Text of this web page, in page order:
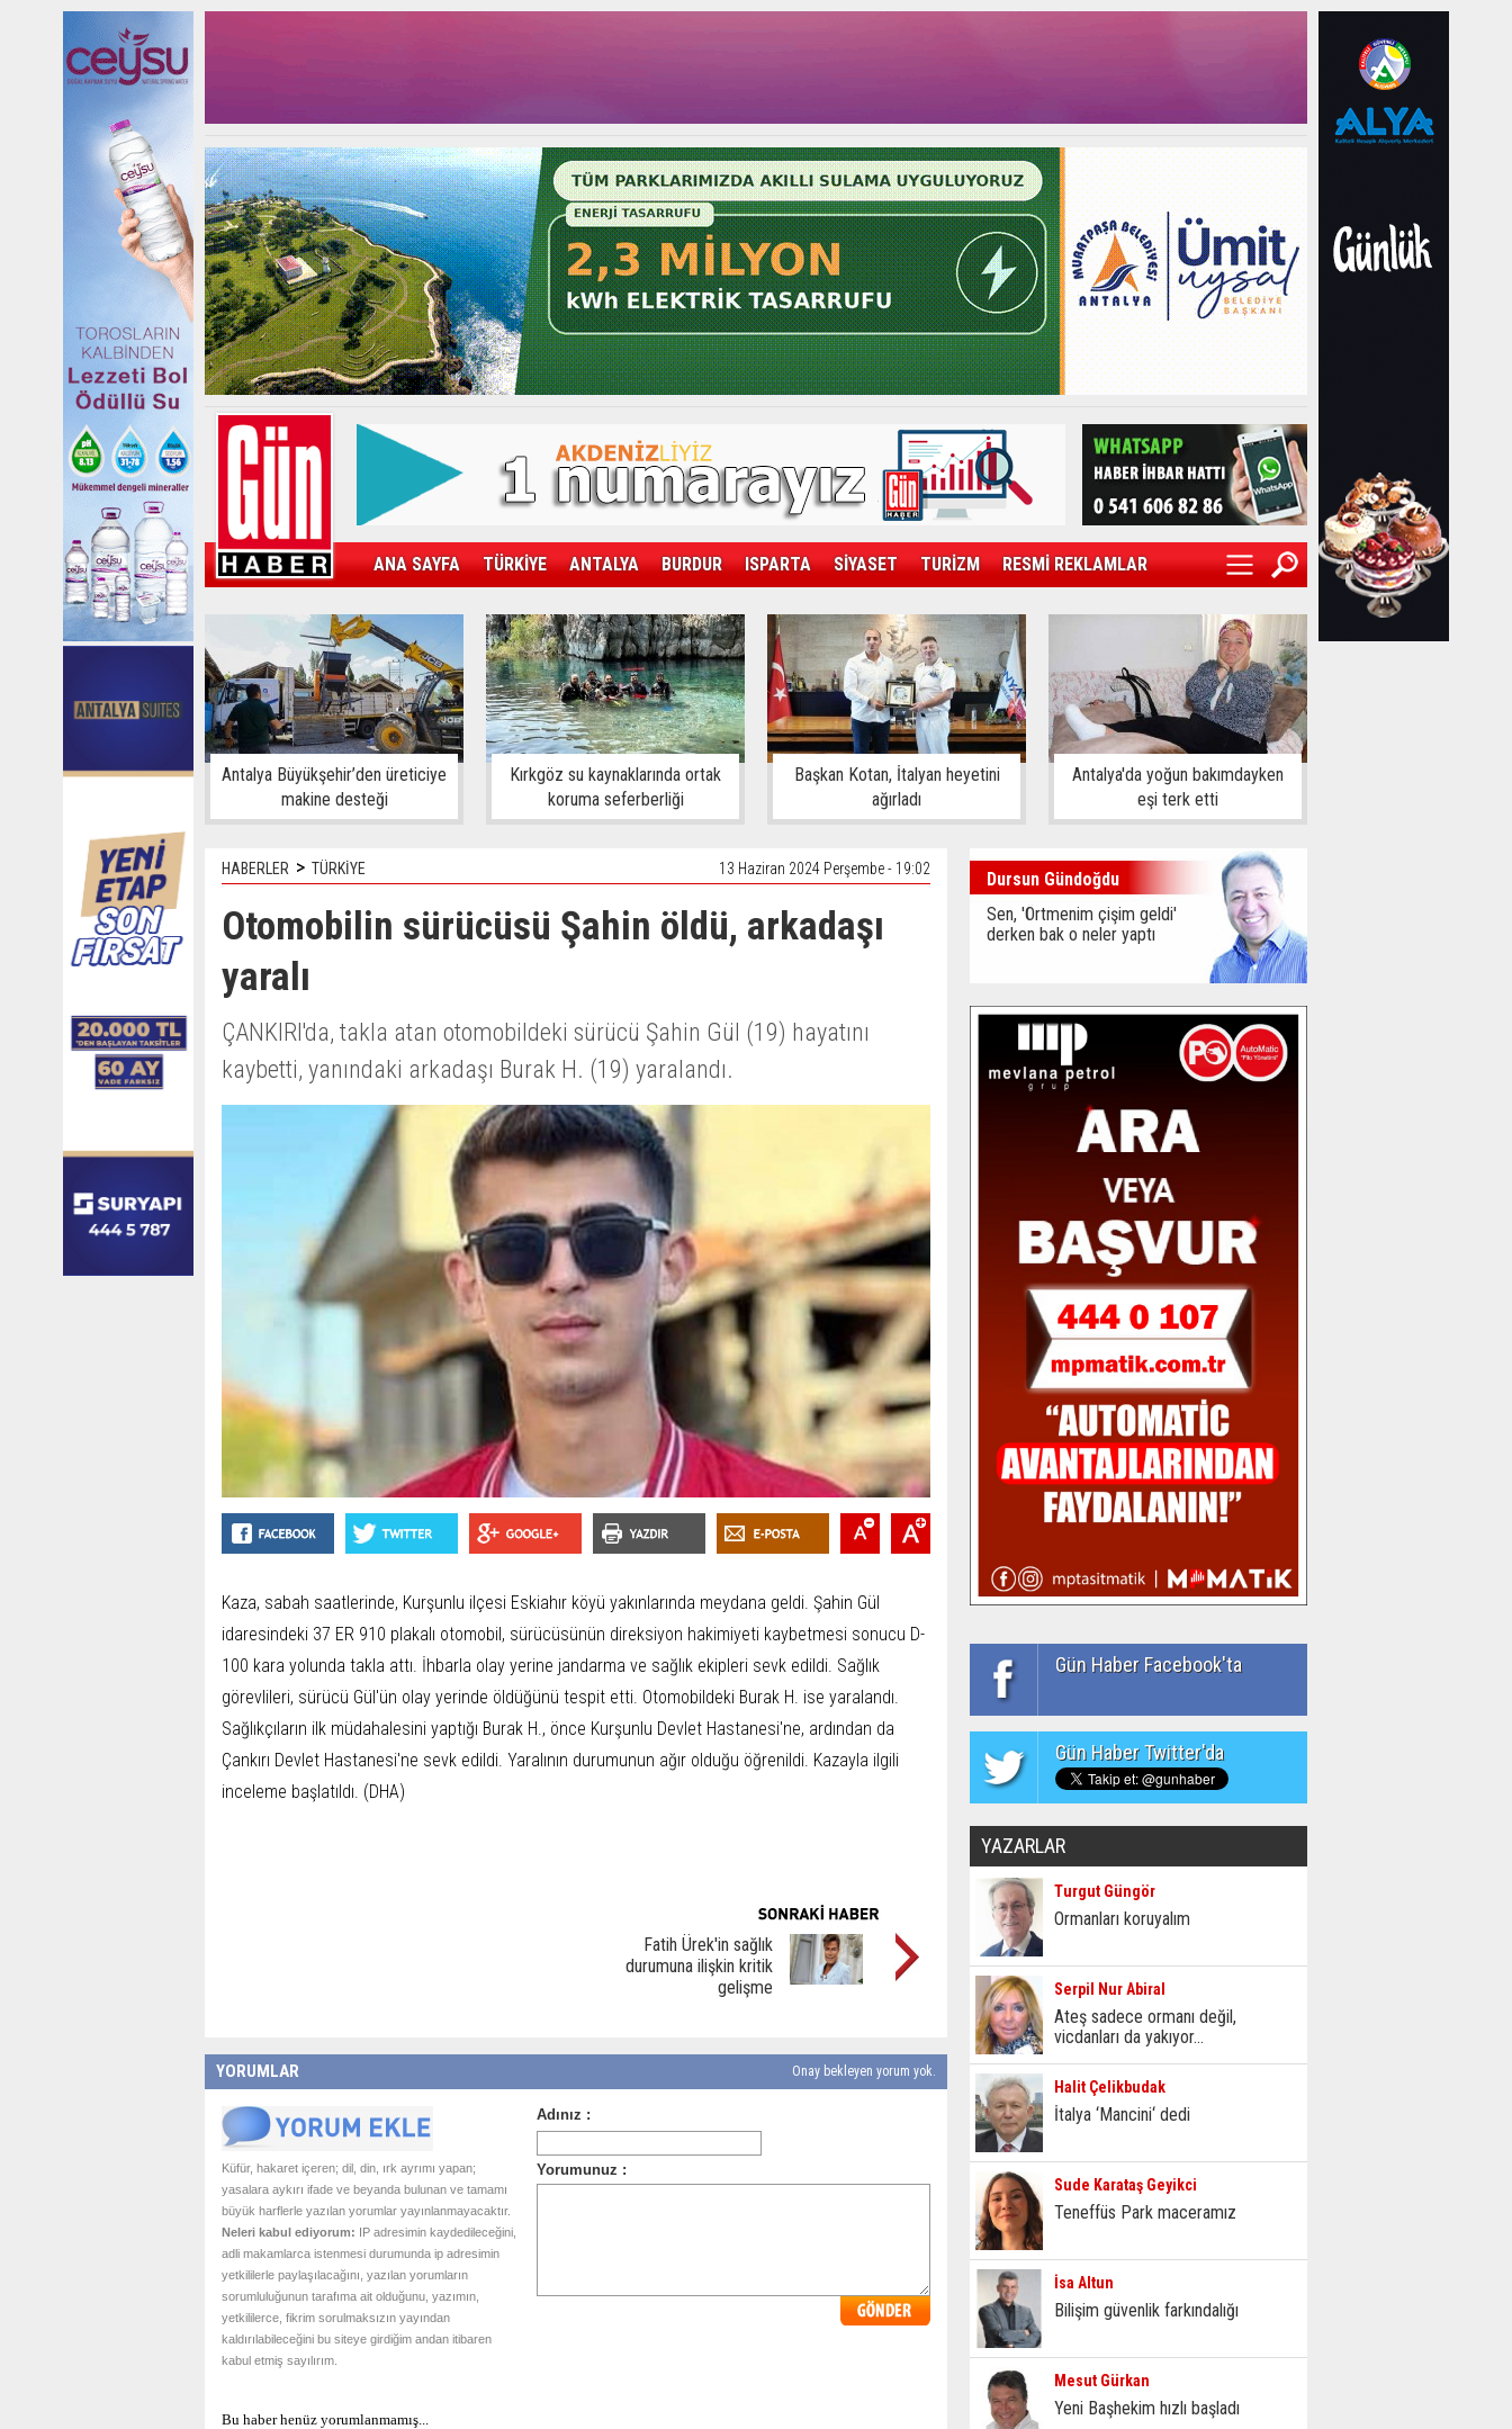
ANA SAYFA TÜRKİYE ANTALYA BURDUR ISPARTA SİYASET TURİZM RESMİ REKLAMLAR
KAMPÜS SPOR GÜN'ÜN ÜRÜNÜ SAĞLIK EKONOMİ DÜNYA
Antalya Büyükşehir’den üreticiye
makine desteği
Kırkgöz su kaynaklarında ortak
koruma seferberliği
Başkan Kotan, İtalyan heyetini
ağırladı
Antalya'da yoğun bakımdayken
eşi terk etti
HABERLER > TÜRKİYE 13 Haziran 2024 Perşembe - 19:02
Otomobilin sürücüsü Şahin öldü, arkadaşı
yaralı
ÇANKIRI'da, takla atan otomobildeki sürücü Şahin Gül (19) hayatını
kaybetti, yanındaki arkadaşı Burak H. (19) yaralandı.
Kaza, sabah saatlerinde, Kurşunlu ilçesi Eskiahır köyü yakınlarında meydana geldi. Şahin Gül
idaresindeki 37 ER 910 plakalı otomobil, sürücüsünün direksiyon hakimiyeti kaybetmesi sonucu D-
100 kara yolunda takla attı. İhbarla olay yerine jandarma ve sağlık ekipleri sevk edildi. Sağlık
görevlileri, sürücü Gül'ün olay yerinde öldüğünü tespit etti. Otomobildeki Burak H. ise yaralandı.
Sağlıkçıların ilk müdahalesini yaptığı Burak H., önce Kurşunlu Devlet Hastanesi'ne, ardından da
Çankırı Devlet Hastanesi'ne sevk edildi. Yaralının durumunun ağır olduğu öğrenildi. Kazayla ilgili
inceleme başlatıldı. (DHA)
Fatih Ürek'in sağlık
durumuna ilişkin kritik
gelişme
YORUMLAR Onay bekleyen yorum yok.
Küfür, hakaret içeren; dil, din, ırk ayrımı yapan;
yasalara aykırı ifade ve beyanda bulunan ve tamamı
büyük harflerle yazılan yorumlar yayınlanmayacaktır.
Neleri kabul ediyorum: IP adresimin kaydedileceğini,
adli makamlarca istenmesi durumunda ip adresimin
yetkililerle paylaşılacağını, yazılan yorumların
sorumluluğunun tarafıma ait olduğunu, yazımın,
yetkililerce, fikrim sorulmaksızın yayından
kaldırılabileceğini bu siteye girdiğim andan itibaren
kabul etmiş sayılırım.
Bu haber henüz yorumlanmamış...
Dursun Gündoğdu
Sen, 'Örtmenim çişim geldi'
derken bak o neler yaptı
Gün Haber Facebook'ta
Gün Haber Twitter'da
YAZARLAR
Turgut Güngör
Ormanları koruyalım
Serpil Nur Abiral
Ateş sadece ormanı değil,
vicdanları da yakıyor...
Halit Çelikbudak
İtalya ‘Mancini‘ dedi
Sude Karataş Geyikci
Teneffüs Park maceramız
İsa Altun
Bilişim güvenlik farkındalığı
Mesut Gürkan
Yeni Başhekim hızlı başladı